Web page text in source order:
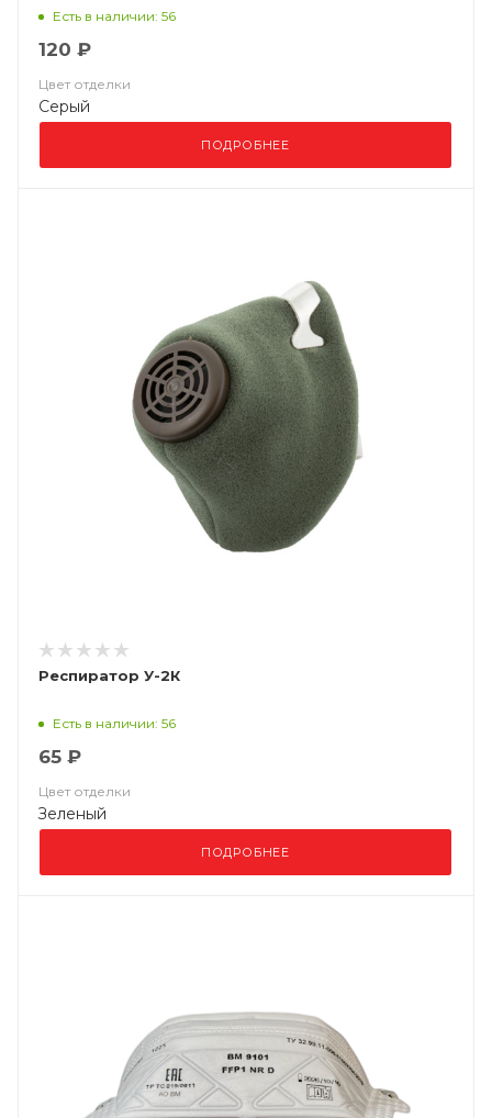
класс защиты FFP2 NR D, в упаковке 10 шт
Есть в наличии: 56
120 ₽
Цвет отделки
Серый
ПОДРОБНЕЕ
Респиратор У-2К
Есть в наличии: 56
65 ₽
Цвет отделки
Зеленый
ПОДРОБНЕЕ